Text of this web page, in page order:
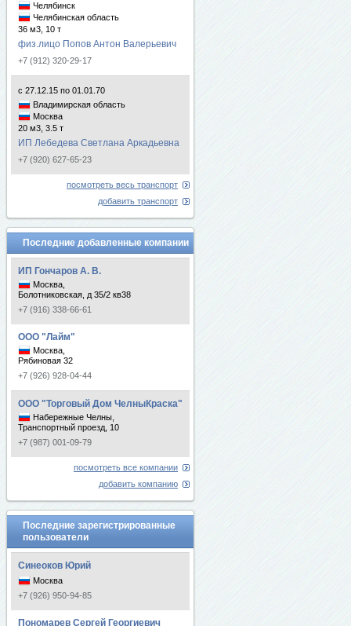
Челябинск
Челябинская область
36 м3, 10 т
физ.лицо Попов Антон Валерьевич
+7 (912) 320-29-17
с 27.12.15 по 01.01.70
Владимирская область
Москва
20 м3, 3.5 т
ИП Лебедева Светлана Аркадьевна
+7 (920) 627-65-23
посмотреть весь транспорт
добавить транспорт
Последние добавленные компании
ИП Гончаров А. В.
Москва,
Болотниковская, д 35/2 кв38
+7 (916) 338-66-61
ООО "Лайм"
Москва,
Рябиновая 32
+7 (926) 928-04-44
ООО "Торговый Дом ЧелныКраска"
Набережные Челны,
Транспортный проезд, 10
+7 (987) 001-09-79
посмотреть все компании
добавить компанию
Последние зарегистрированные
пользователи
Синеоков Юрий
Москва
+7 (926) 950-94-85
Пономарев Сергей Георгиевич